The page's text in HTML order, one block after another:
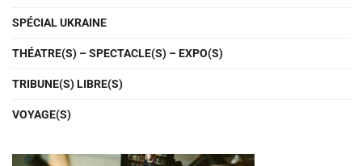
SPÉCIAL UKRAINE
THÉATRE(S) – SPECTACLE(S) – EXPO(S)
TRIBUNE(S) LIBRE(S)
VOYAGE(S)